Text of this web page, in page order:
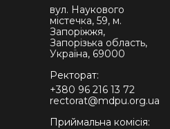
вул. Наукового
містечка, 59, м.
Запоріжжя,
Запорізька область,
Україна, 69000
Ректорат:
+380 96 216 13 72
rectorat@mdpu.org.ua
Приймальна комісія: